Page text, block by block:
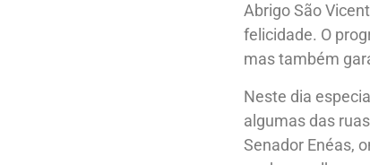
Abrigo São
felicidade. O
mas também
Neste dia
algumas das
Senador Enéas,